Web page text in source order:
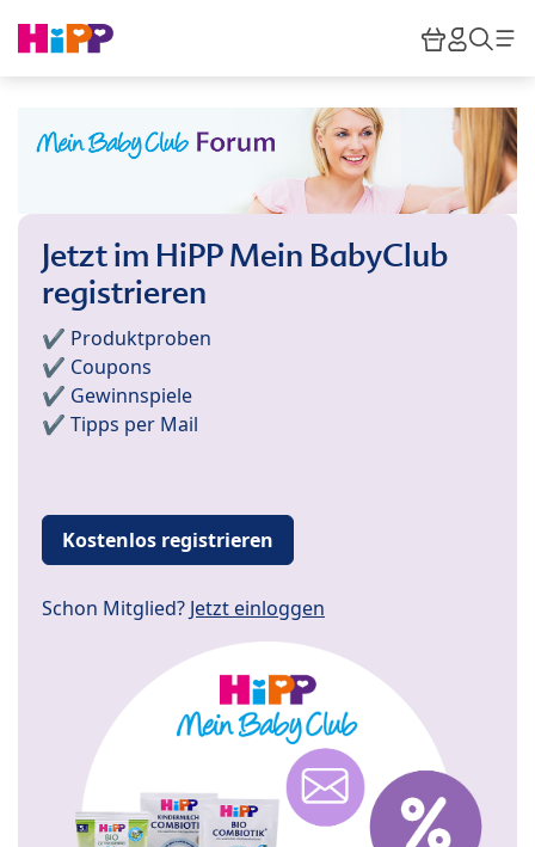
HiPP
Jetzt im HiPP Mein BabyClub
registrieren
✔️ Produktproben
✔️ Coupons
✔️ Gewinnspiele
✔️ Tipps per Mail
Kostenlos registrieren
Schon Mitglied? Jetzt einloggen